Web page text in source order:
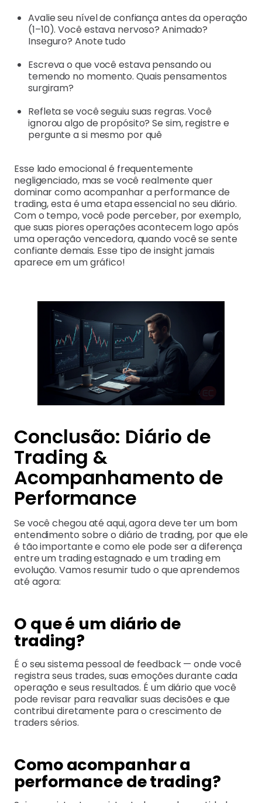
Avalie seu nível de confiança antes da operação
(1–10). Você estava nervoso? Animado?
Inseguro? Anote tudo
Escreva o que você estava pensando ou
temendo no momento. Quais pensamentos
surgiram?
Refleta se você seguiu suas regras. Você
ignorou algo de propósito? Se sim, registre e
pergunte a si mesmo por quê
Esse lado emocional é frequentemente
negligenciado, mas se você realmente quer
dominar como acompanhar a performance de
trading, esta é uma etapa essencial no seu diário.
Com o tempo, você pode perceber, por exemplo,
que suas piores operações acontecem logo após
uma operação vencedora, quando você se sente
confiante demais. Esse tipo de insight jamais
aparece em um gráfico!
Conclusão: Diário de
Trading &
Acompanhamento de
Performance
Se você chegou até aqui, agora deve ter um bom
entendimento sobre o diário de trading, por que ele
é tão importante e como ele pode ser a diferença
entre um trading estagnado e um trading em
evolução. Vamos resumir tudo o que aprendemos
até agora:
O que é um diário de
trading?
É o seu sistema pessoal de feedback — onde você
registra seus trades, suas emoções durante cada
operação e seus resultados. É um diário que você
pode revisar para reavaliar suas decisões e que
contribui diretamente para o crescimento de
traders sérios.
Como acompanhar a
performance de trading?